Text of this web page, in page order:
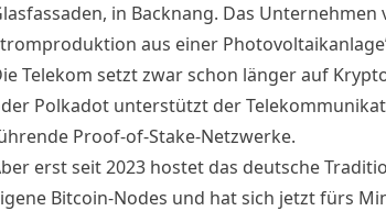
in Backnang. Das
aus einer
Telekom setzt zwar schon länger auf
Polkadot unterstützt der
Proof-of-Stake-Netzwerke.
erst seit 2023 hostet das deutsche
Bitcoin-Nodes und hat sich jetzt fürs